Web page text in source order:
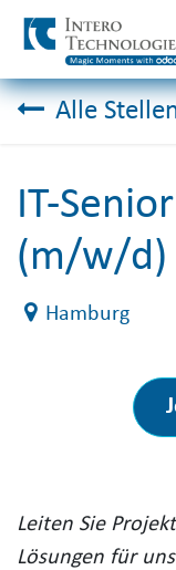
Zum Inhalt springen
Alle
IT-
(m/w/d)
Hamburg
Leiten Sie
Lösungen für